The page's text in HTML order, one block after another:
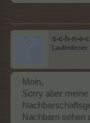
s-c-h-n-e-
Laufenlerner
Moin,
Sorry aber
Nachbarn sehen